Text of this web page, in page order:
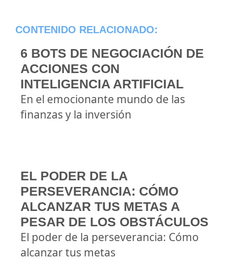
CONTENIDO RELACIONADO:
6 BOTS DE NEGOCIACIÓN DE
ACCIONES CON
INTELIGENCIA ARTIFICIAL
En el emocionante mundo de las
finanzas y la inversión
EL PODER DE LA
PERSEVERANCIA: CÓMO
ALCANZAR TUS METAS A
PESAR DE LOS OBSTÁCULOS
El poder de la perseverancia: Cómo
alcanzar tus metas